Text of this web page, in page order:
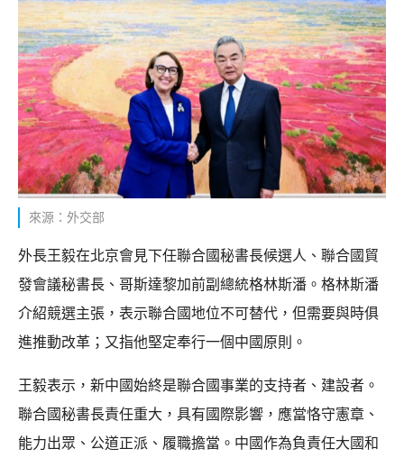
來源：外交部
外長王毅在北京會見下任聯合國秘書長候選人、聯合國貿
發會議秘書長、哥斯達黎加前副總統格林斯潘。格林斯潘
介紹競選主張，表示聯合國地位不可替代，但需要與時俱
進推動改革；又指他堅定奉行一個中國原則。
王毅表示，新中國始終是聯合國事業的支持者、建設者。
聯合國秘書長責任重大，具有國際影響，應當恪守憲章、
能力出眾、公道正派、履職擔當。中國作為負責任大國和